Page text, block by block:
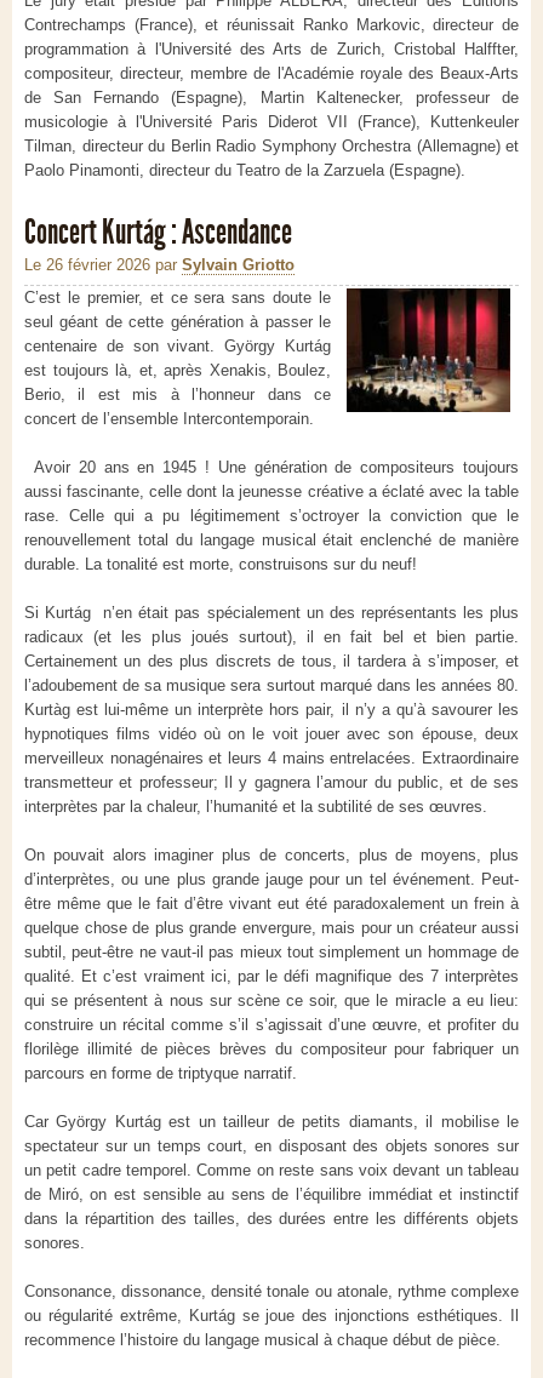
Contrechamps (France),et réunissait Ranko Markovic, directeur de
programmationà l'Université des Arts de Zurich, Cristobal Halffter,
compositeur, directeur, membre de l'Académie royale des Beaux-Arts
de San Fernando(Espagne), Martin Kaltenecker, professeur
de
musicologie à l'Université Paris Diderot VII (France),
Kuttenkeuler
Tilman, directeur du Berlin Radio Symphony Orchestra (Allemagne) et
Paolo Pinamonti, directeur du Teatro de la Zarzuela (Espagne).
Concert Kurtág : Ascendance
Le 26 février 2026 par Sylvain Griotto
C’est le premier, et ce sera sans doute le
seul géant de cette génération à passer le
centenaire de son vivant. György Kurtág
est toujours là, et, après Xenakis, Boulez,
Berio, il est mis à l’honneur dans ce
concert de l’ensemble Intercontemporain.
Avoir 20 ans en 1945 ! Une génération de compositeurs toujours
aussi fascinante, celle dont la jeunesse créative a éclaté avec la table
rase. Celle qui a pu légitimement s’octroyer la conviction que le
renouvellement total du langage musical était enclenché de manière
durable. La tonalité est morte, construisons sur du neuf!
Si Kurtág n’en était pas spécialement un des représentants les plus
radicaux (et les plus joués surtout), il en fait bel et bien partie.
Certainement un des plus discrets de tous, il tardera à s’imposer, et
l’adoubement de sa musique sera surtout marqué dans les années 80.
Kurtàg est lui-même un interprète hors pair, il n’y a qu’à savourer les
hypnotiques films vidéo où on le voit jouer avec son épouse, deux
merveilleux nonagénaires et leurs 4 mains entrelacées. Extraordinaire
transmetteur et professeur; Il y gagnera l’amour du public, et de ses
interprètes par la chaleur, l’humanité et la subtilité de ses œuvres.
On pouvait alors imaginer plus de concerts, plus de moyens, plus
d’interprètes, ou une plus grande jauge pour un tel événement. Peut-
être même que le fait d’être vivant eut été paradoxalement un frein à
quelque chose de plus grande envergure, mais pour un créateur aussi
subtil, peut-être ne vaut-il pas mieux tout simplement un hommage de
qualité. Et c’est vraiment ici, par le défi magnifique des 7 interprètes
qui se présentent à nous sur scène ce soir, que le miracle a eu lieu:
construire un récital comme s’il s’agissait d’une œuvre, et profiter du
florilège illimité de pièces brèves du compositeur pour fabriquer un
parcours en forme de triptyque narratif.
Car György Kurtág est un tailleur de petits diamants, il mobilise le
spectateur sur un temps court, en disposant des objets sonores sur
un petit cadre temporel. Comme on reste sans voix devant un tableau
de Miró, on est sensible au sens de l’équilibre immédiat et instinctif
dans la répartition des tailles, des durées entre les différents objets
sonores.
Consonance, dissonance, densité tonale ou atonale, rythme complexe
ou régularité extrême, Kurtág se joue des injonctions esthétiques. Il
recommence l’histoire du langage musical à chaque début de pièce.